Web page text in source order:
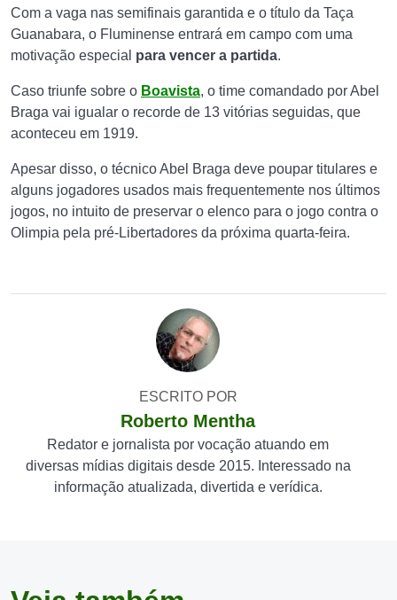
Com a vaga nas semifinais garantida e o título da Taça
Guanabara, o Fluminense entrará em campo com uma
motivação especial para vencer a partida.
Caso triunfe sobre o Boavista, o time comandado por Abel
Braga vai igualar o recorde de 13 vitórias seguidas, que
aconteceu em 1919.
Apesar disso, o técnico Abel Braga deve poupar titulares e
alguns jogadores usados mais frequentemente nos últimos
jogos, no intuito de preservar o elenco para o jogo contra o
Olimpia pela pré-Libertadores da próxima quarta-feira.
ESCRITO POR
Roberto Mentha
Redator e jornalista por vocação atuando em
diversas mídias digitais desde 2015. Interessado na
informação atualizada, divertida e verídica.